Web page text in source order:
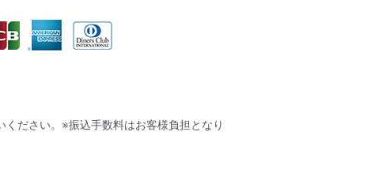
ください。※振込手数料はお客様負担となり